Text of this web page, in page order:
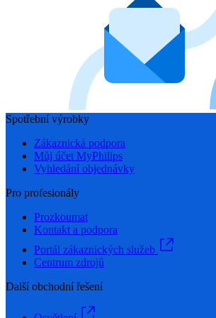
Spotřební výrobky
Zákaznická podpora
Můj účet MyPhilips
Vyhledání objednávky
Pro profesionály
Prozkoumat
Kontakt a podpora
Portál zákaznických služeb
Centrum zdrojů
Další obchodní řešení